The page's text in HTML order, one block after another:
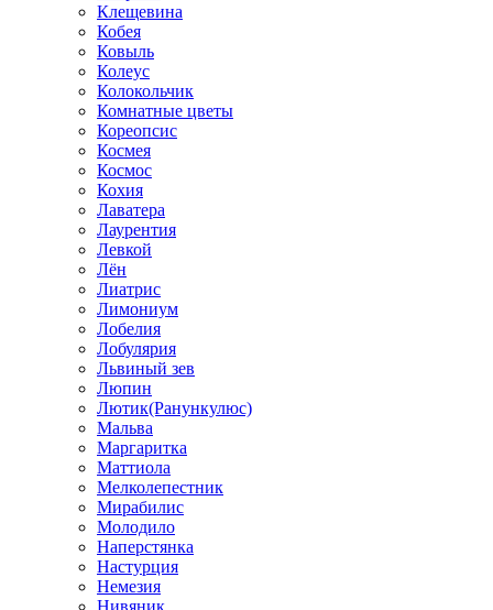
Клещевина
Кобея
Ковыль
Колеус
Колокольчик
Комнатные цветы
Кореопсис
Космея
Космос
Кохия
Лаватера
Лаурентия
Левкой
Лён
Лиатрис
Лимониум
Лобелия
Лобулярия
Львиный зев
Люпин
Лютик(Ранункулюс)
Мальва
Маргаритка
Маттиола
Мелколепестник
Мирабилис
Молодило
Наперстянка
Настурция
Немезия